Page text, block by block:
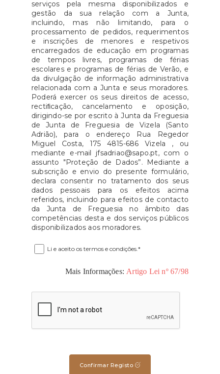
serviços pela mesma disponibilizados e
gestão da sua relação com a Junta,
incluindo, mas não limitando, para o
processamento de pedidos, requerimentos
e inscrições de menores e respetivos
encarregados de educação em programas
de tempos livres, programas de férias
escolares e programas de férias de Verão, e
da divulgação de informação administrativa
relacionada com a Junta e seus moradores.
Poderá exercer os seus direitos de acesso,
rectiﬁcação, cancelamento e oposição,
dirigindo-se por escrito à Junta da Freguesia
de Junta de Freguesia de Vizela (Santo
Adrião), para o endereço Rua Regedor
Miguel Costa, 175 4815-686 Vizela , ou
mediante e-mail jfsadriao@sapo.pt, com o
assunto "Proteção de Dados”. Mediante a
subscrição e envio do presente formulário,
declara consentir no tratamento dos seus
dados pessoais para os efeitos acima
referidos, incluindo para efeitos de contacto
da Junta de Freguesia no âmbito das
competências desta e dos serviços públicos
disponibilizados aos moradores.
Li e aceito os termos e condições.*
Mais Informações: Artigo Lei nº 67/98
Confirmar Registo